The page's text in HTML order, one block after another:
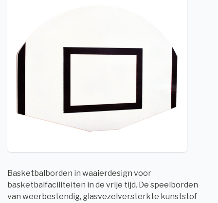
Basketbalborden in waaierdesign voor
basketbalfaciliteiten in de vrije tijd. De speelborden
van weerbestendig, glasvezelversterkte kunststof